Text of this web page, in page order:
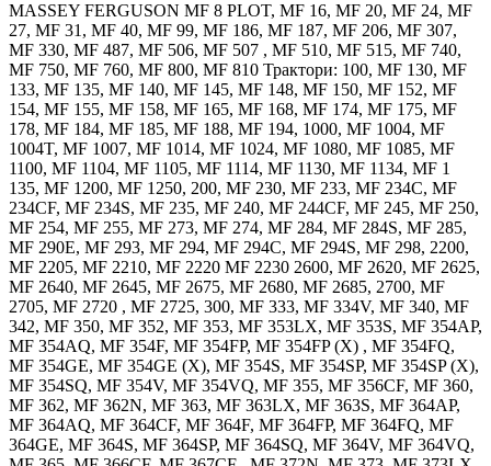
MASSEY FERGUSON MF 8 PLOT, MF 16, MF 20, MF 24, MF
27, MF 31, MF 40, MF 99, MF 186, MF 187, MF 206, MF 307,
MF 330, MF 487, MF 506, MF 507 , MF 510, MF 515, MF 740,
MF 750, MF 760, MF 800, MF 810 Трактори: 100, MF 130, MF
133, MF 135, MF 140, MF 145, MF 148, MF 150, MF 152, MF
154, MF 155, MF 158, MF 165, MF 168, MF 174, MF 175, MF
178, MF 184, MF 185, MF 188, MF 194, 1000, MF 1004, MF
1004T, MF 1007, MF 1014, MF 1024, MF 1080, MF 1085, MF
1100, MF 1104, MF 1105, MF 1114, MF 1130, MF 1134, MF 1
135, MF 1200, MF 1250, 200, MF 230, MF 233, MF 234C, MF
234CF, MF 234S, MF 235, MF 240, MF 244CF, MF 245, MF 250,
MF 254, MF 255, MF 273, MF 274, MF 284, MF 284S, MF 285,
MF 290E, MF 293, MF 294, MF 294C, MF 294S, MF 298, 2200,
MF 2205, MF 2210, MF 2220 MF 2230 2600, MF 2620, MF 2625,
MF 2640, MF 2645, MF 2675, MF 2680, MF 2685, 2700, MF
2705, MF 2720 , MF 2725, 300, MF 333, MF 334V, MF 340, MF
342, MF 350, MF 352, MF 353, MF 353LX, MF 353S, MF 354AP,
MF 354AQ, MF 354F, MF 354FP, MF 354FP (X) , MF 354FQ,
MF 354GE, MF 354GE (X), MF 354S, MF 354SP, MF 354SP (X),
MF 354SQ, MF 354V, MF 354VQ, MF 355, MF 356CF, MF 360,
MF 362, MF 362N, MF 363, MF 363LX, MF 363S, MF 364AP,
MF 364AQ, MF 364CF, MF 364F, MF 364FP, MF 364FQ, MF
364GE, MF 364S, MF 364SP, MF 364SQ, MF 364V, MF 364VQ,